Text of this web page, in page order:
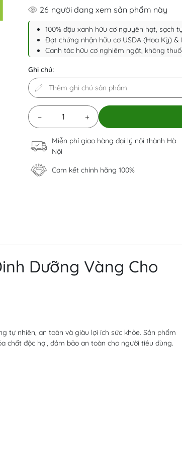
26 người đang xem sản phẩm này
100% đậu xanh hữu cơ nguyên hạt, sạch
Đạt chứng nhận hữu cơ USDA (Hoa Kỳ) &
Canh tác hữu cơ nghiêm ngặt, không
Ghi chú:
− +
Miễn phí giao hàng đại lý nội thành Hà
Nội
Cam kết chính hãng 100%
Dưỡng Vàng Cho
tự nhiên, an toàn và giàu lợi ích sức khỏe. Sản phẩm
chất độc hại, đảm bảo an toàn cho người tiêu dùng.